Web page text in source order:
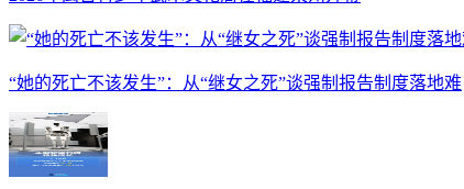
“她的死亡不该发生”：从“继女之死”谈强制报告制度落地难